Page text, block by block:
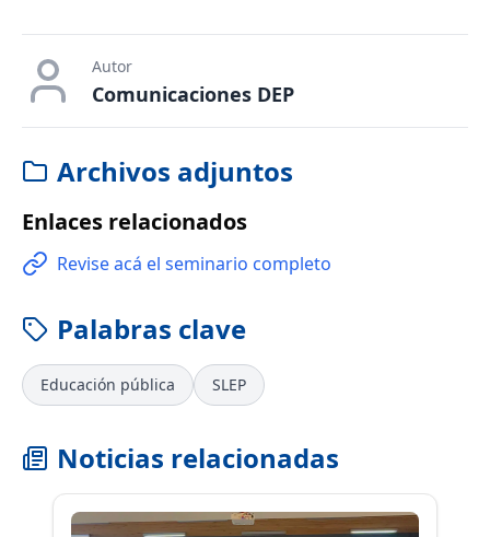
Autor
Comunicaciones DEP
Archivos adjuntos
Enlaces relacionados
Revise acá el seminario completo
Palabras clave
Educación pública SLEP
Noticias relacionadas